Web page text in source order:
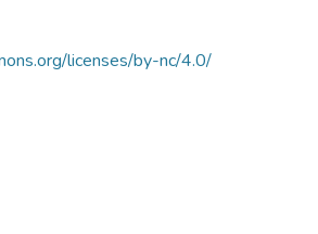
licenses/by-nc/4.0/